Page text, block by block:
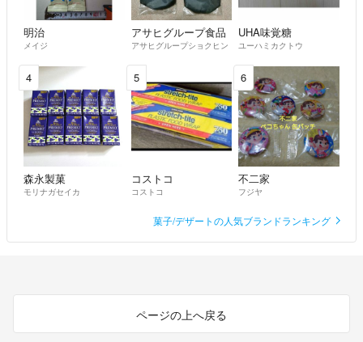
明治
メイジ
アサヒグループ食品
アサヒグループショクヒン
UHA味覚糖
ユーハミカクトウ
4
森永製菓
モリナガセイカ
5
コストコ
コストコ
6
不二家
フジヤ
菓子/デザートの人気ブランドランキング
ページの上へ戻る